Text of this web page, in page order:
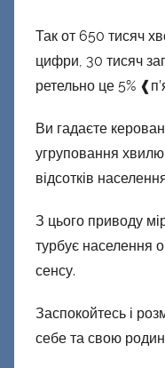
Так от 650 тисяч
цифри, 30 тисяч
ретельно це 5%
Ви гадаєте
угруповання
відсотків
З цього приводу
турбує населення
сенсу.
Заспокойтесь і
себе та свою